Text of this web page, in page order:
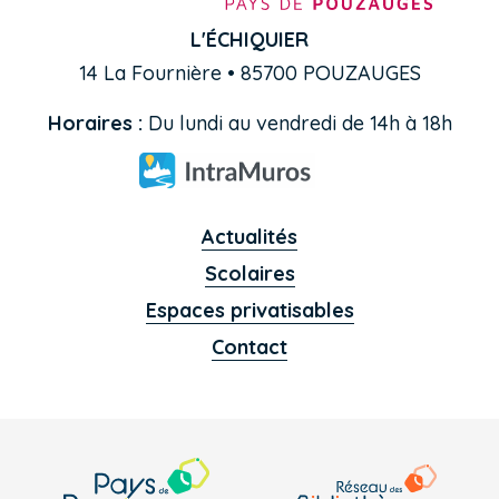
L'ÉCHIQUIER
14 La Fournière • 85700 POUZAUGES
Horaires : Du lundi au vendredi de 14h à 18h
Actualités
Scolaires
Espaces privatisables
Contact